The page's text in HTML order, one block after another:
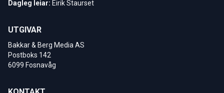
Dagleg leiar: Eirik Staurset
UTGIVAR
Bakkar & Berg Media AS
Postboks 142
6099 Fosnavåg